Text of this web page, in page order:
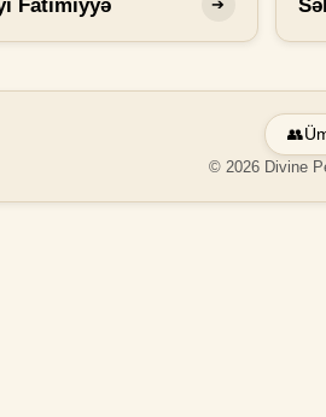
Fatimiyyə ➔
👥
© 2026 Divine